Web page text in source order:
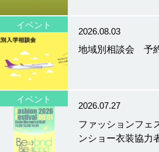
イベント
2026.08.03
地域別相談会 予
イベント
2026.07.27
ファッションフ
ンショー衣装協力